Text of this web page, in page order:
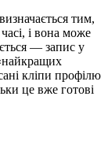
тим,
і вона може
— запис у
кліпи профілю
це вже готові